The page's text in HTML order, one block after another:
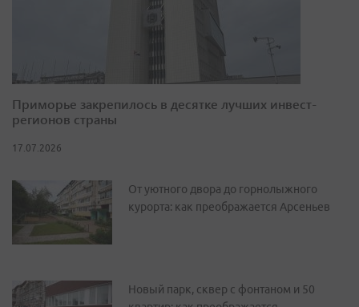
Приморье закрепилось в десятке лучших инвест-
регионов страны
17.07.2026
От уютного двора до горнолыжного
курорта: как преображается Арсеньев
Новый парк, сквер с фонтаном и 50